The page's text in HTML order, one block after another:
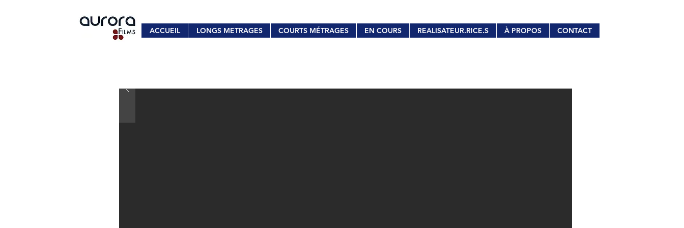
ACCUEIL LONGS METRAGES COURTS MÉTRAGES EN COURS REALISATEUR.RICE.S À PROPOS CONTACT